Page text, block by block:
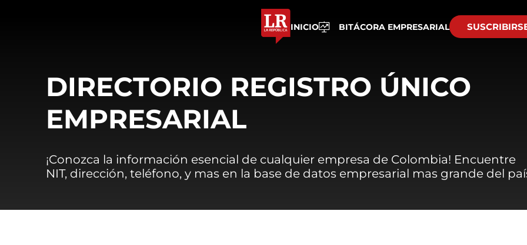
INICIO BITÁCORA EMPRESARIAL
DIRECTORIO REGISTRO ÚNICO
EMPRESARIAL
¡Conozca la información esencial de cualquier empresa de Colombia! Encuentre
NIT, dirección, teléfono, y mas en la base de datos empresarial mas grande del